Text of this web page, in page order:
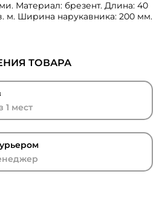
Материал: брезент. Длина: 40
м. Ширина нарукавника: 200 мм.
ТОВАРА
1 мест